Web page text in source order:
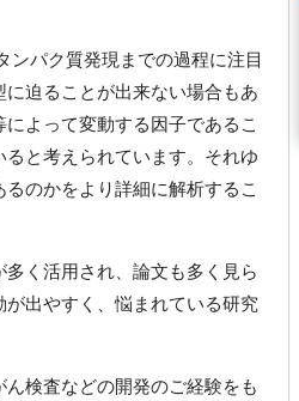
タンパク質発現までの過程に注目
迫ることが出来ない場合もあ
よって変動する因子であるこ
と考えられています。それゆ
のかをより詳細に解析するこ
く活用され、論文も多く見ら
出やすく、悩まれている研究
検査などの開発のご経験をも